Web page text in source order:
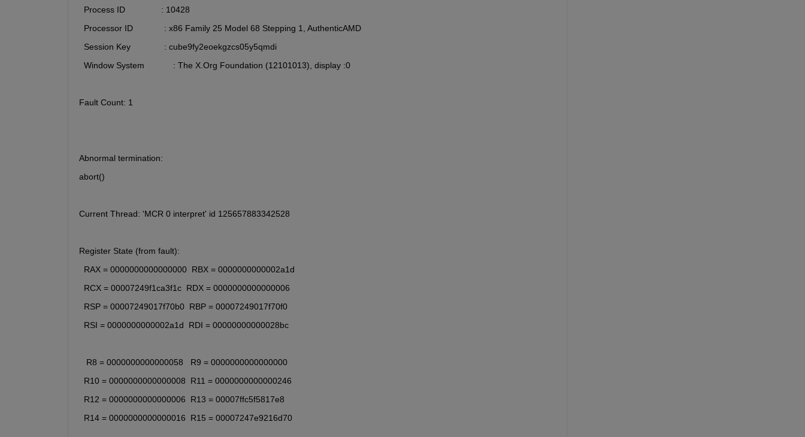
  Process ID               : 10428
  Processor ID             : x86 Family 25 Model 68 Stepping 1, AuthenticAMD
  Session Key              : cube9fy2eoekgzcs05y5qmdi
  Window System            : The X.Org Foundation (12101013), display :0
Fault Count: 1
Abnormal termination:
abort()
Current Thread: 'MCR 0 interpret' id 125657883342528
Register State (from fault):
  RAX = 0000000000000000  RBX = 0000000000002a1d
  RCX = 00007249f1ca3f1c  RDX = 0000000000000006
  RSP = 00007249017f70b0  RBP = 00007249017f70f0
  RSI = 0000000000002a1d  RDI = 00000000000028bc
   R8 = 0000000000000058   R9 = 0000000000000000
  R10 = 0000000000000008  R11 = 0000000000000246
  R12 = 0000000000000006  R13 = 00007ffc5f5817e8
  R14 = 0000000000000016  R15 = 00007247e9216d70